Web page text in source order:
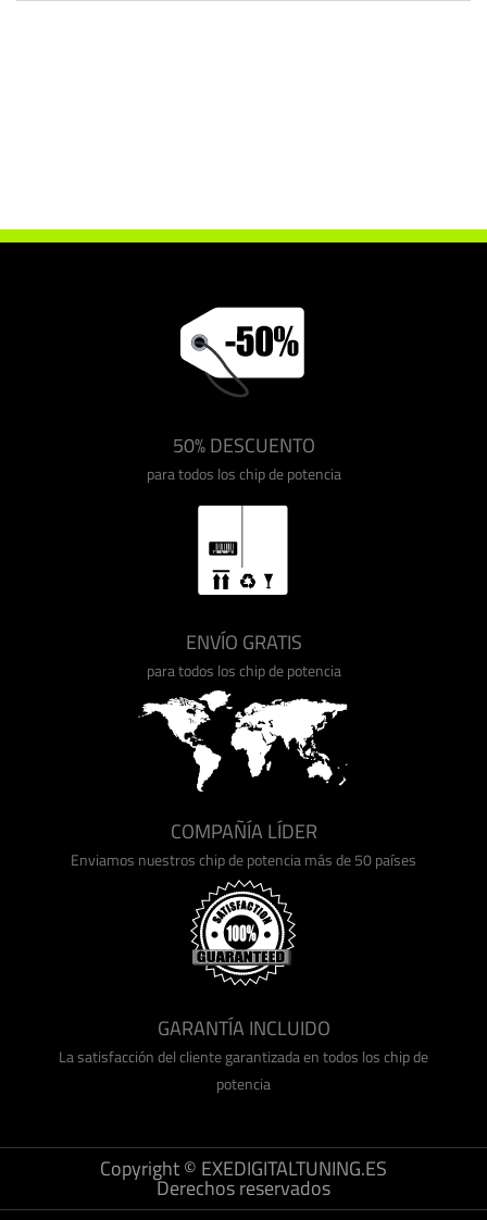
50% DESCUENTO
para todos los chip de potencia
ENVÍO GRATIS
para todos los chip de potencia
COMPAÑÍA LÍDER
Enviamos nuestros chip de potencia más de 50 países
GARANTÍA INCLUIDO
La satisfacción del cliente garantizada en todos los chip de
potencia
Copyright © EXEDIGITALTUNING.ES
Derechos reservados